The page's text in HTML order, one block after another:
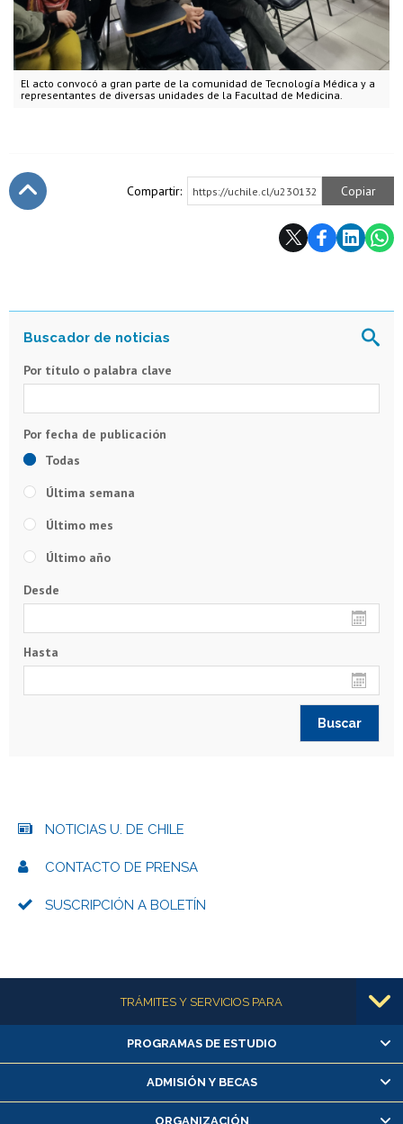
El acto convocó a gran parte de la comunidad de Tecnología Médica y a
representantes de diversas unidades de la Facultad de Medicina.
Compartir: https://uchile.cl/u230132 Copiar
Por título o palabra clave
Todas
Última semana
Último mes
Último año
Desde
Hasta
NOTICIAS U. DE CHILE
CONTACTO DE PRENSA
SUSCRIPCIÓN A BOLETÍN
Más informaciónTRÁMITES Y SERVICIOS PARA
Alumnas/os y exalumnas/os
Matrícula en línea
Inscripción y cambio de asignaturas
PROGRAMAS DE ESTUDIO
ADMISIÓN Y BECAS
ORGANIZACIÓN